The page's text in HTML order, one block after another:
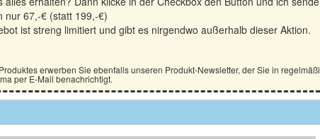
nur 67,-€ (statt 199,-€)
ist streng limitiert und gibt es nirgendwo außerhalb dieser Aktion.
erwerben Sie ebenfalls unseren Produkt-Newsletter, der Sie in
per E-Mail benachrichtigt.